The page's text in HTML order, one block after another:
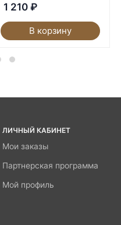
1 210 ₽
В корзину
ЛИЧНЫЙ КАБИНЕТ
Мои заказы
Партнерская программа
Мой профиль